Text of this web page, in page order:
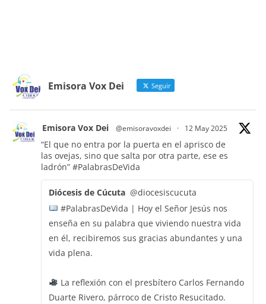
Emisora Vox Dei Seguir
Emisora Vox Dei @emisoravoxdei · 12 May 2025
“El que no entra por la puerta en el aprisco de
las ovejas, sino que salta por otra parte, ese es
ladrón” #PalabrasDeVida
Diócesis de Cúcuta @diocesiscucuta
#PalabrasDeVida | Hoy el Señor Jesús nos
enseña en su palabra que viviendo nuestra vida
en él, recibiremos sus gracias abundantes y una
vida plena.
La reflexión con el presbítero Carlos Fernando
Duarte Rivero, párroco de Cristo Resucitado.